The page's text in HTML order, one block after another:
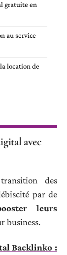
gratuite en
au service
location de
avec
des
par de
leurs
business.
Backlinko :